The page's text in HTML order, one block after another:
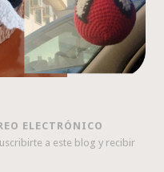
ELECTRÓNICO
a este blog y recibir